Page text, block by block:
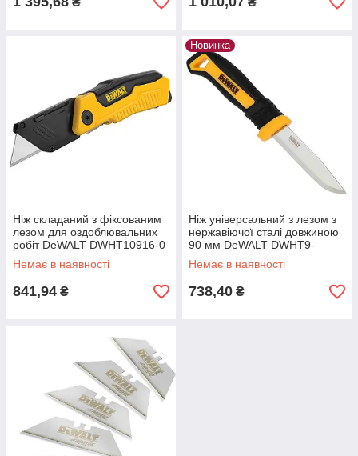
Ніж складаний з фіксованим
лезом для оздоблювальних
робіт DeWALT DWHT10916-0
Немає в наявності
841,94 ₴
Новинка
Ніж універсальний з лезом з
нержавіючої сталі довжиною
90 мм DeWALT DWHT9-
10354
Немає в наявності
738,40 ₴